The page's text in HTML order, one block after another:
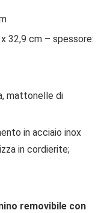
32,9 cm – spessore:
mattonelle di
in acciaio inox
in cordierite;
removibile con